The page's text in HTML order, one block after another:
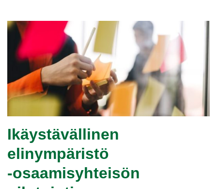
Ikäystävällinen
elinympäristö
‑osaamisyhteisön